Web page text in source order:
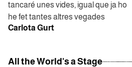
tancaré unes vides, igual que ja ho
he fet tantes altres vegades
Carlota Gurt
All the World's a Stage